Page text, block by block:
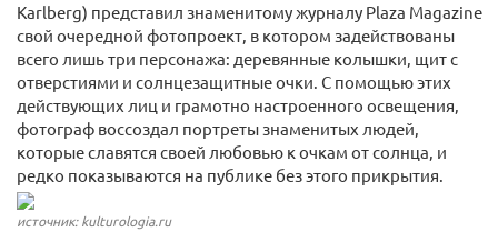
Karlberg) представил знаменитому журналу Plaza Magazine
свой очередной фотопроект, в котором задействованы
всего лишь три персонажа: деревянные колышки, щит с
отверстиями и солнцезащитные очки. С помощью этих
действующих лиц и грамотно настроенного освещения,
фотограф воссоздал портреты знаменитых людей,
которые славятся своей любовью к очкам от солнца, и
редко показываются на публике без этого прикрытия.
источник: kulturologia.ru